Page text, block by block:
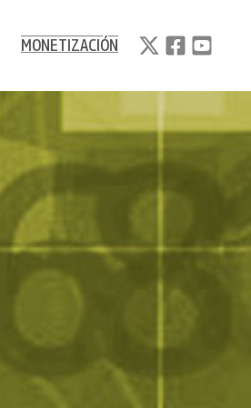
MONETIZACIÓN